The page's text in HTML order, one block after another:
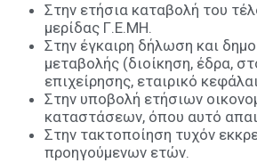
Στην ετήσια καταβολή του
μερίδας Γ.Ε.ΜΗ.
Στην έγκαιρη δήλωση και
μεταβολής (διοίκηση, έδρα,
επιχείρησης, εταιρικό
Στην υποβολή ετήσιων
καταστάσεων, όπου αυτό
Στην τακτοποίηση τυχόν
προηγούμενων ετών.